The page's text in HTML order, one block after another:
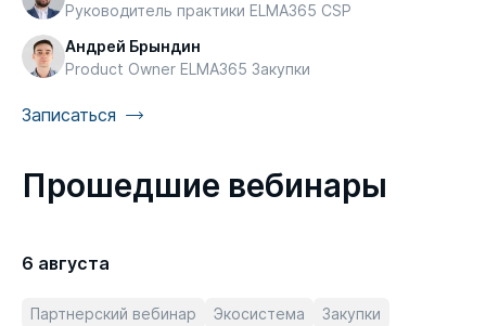
Руководитель практики ELMA365 CSP
Андрей Брындин
Product Owner ELMA365 Закупки
Записаться
Прошедшие вебинары
6 августа
Партнерский вебинар Экосистема
Закупки